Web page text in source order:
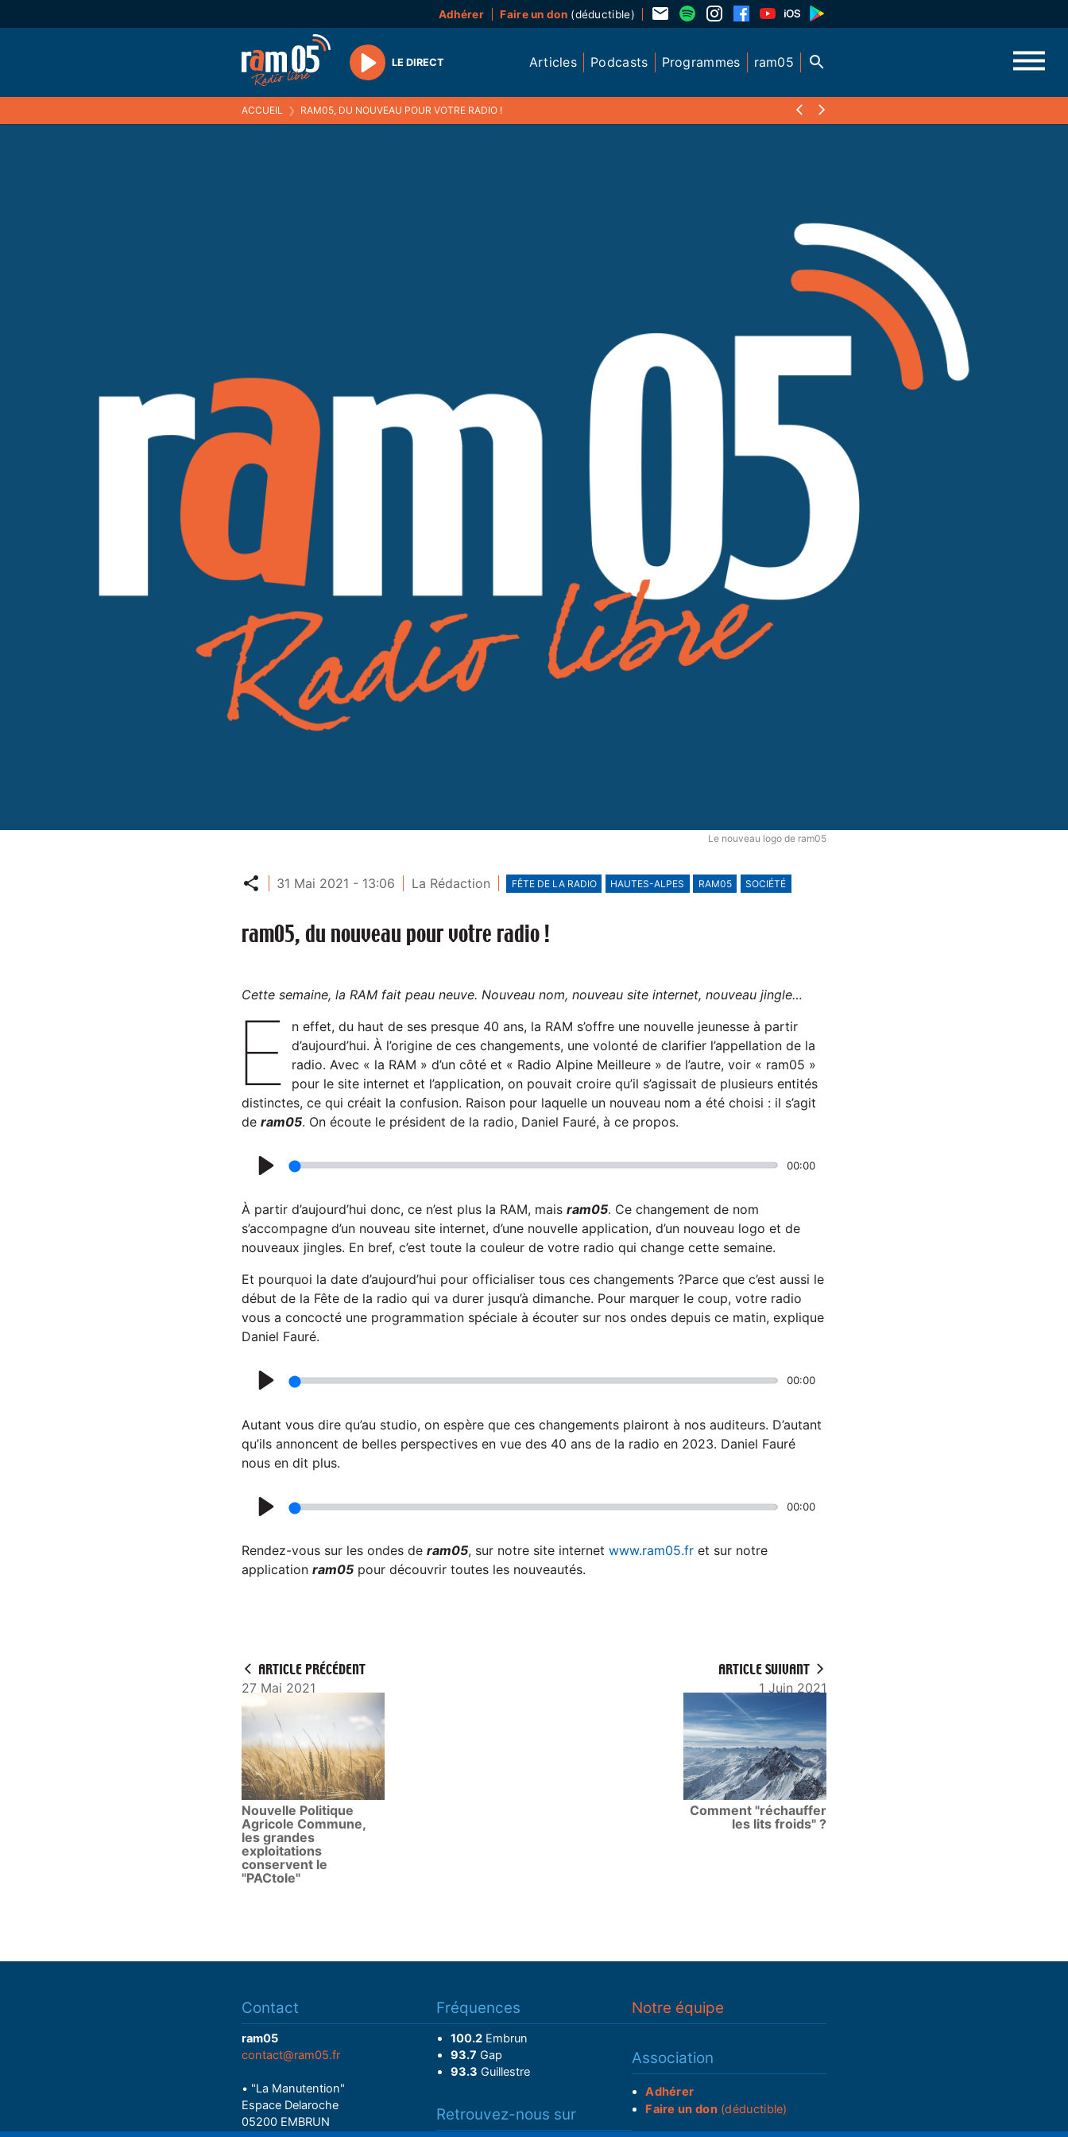
Adhérer Faire un don(déductible)
Play
LE DIRECT Articles Podcasts Programmes ram05
ACCUEIL ❯ RAM05, DU NOUVEAU POUR VOTRE RADIO !
Le nouveau logo de ram05
Partager
31 Mai 2021 - 13:06 La Rédaction FÊTE DE LA RADIO HAUTES-ALPES RAM05 SOCIÉTÉ
ram05, du nouveau pour votre radio !
Cette semaine, la RAM fait peau neuve. Nouveau nom, nouveau site internet, nouveau jingle…
E
n effet, du haut de ses presque 40 ans, la RAM s’offre une nouvelle jeunesse à partir
d’aujourd’hui. À l’origine de ces changements, une volonté de clarifier l’appellation de la
radio. Avec « la RAM » d’un côté et « Radio Alpine Meilleure » de l’autre, voir « ram05 »
pour le site internet et l’application, on pouvait croire qu’il s’agissait de plusieurs entités
distinctes, ce qui créait la confusion. Raison pour laquelle un nouveau nom a été choisi : il s’agit
de ram05. On écoute le président de la radio, Daniel Fauré, à ce propos.
l
a
y
00:00
À partir d’aujourd’hui donc, ce n’est plus la RAM, mais ram05. Ce changement de nom
s’accompagne d’un nouveau site internet, d’une nouvelle application, d’un nouveau logo et de
nouveaux jingles. En bref, c’est toute la couleur de votre radio qui change cette semaine.
Et pourquoi la date d’aujourd’hui pour officialiser tous ces changements ?Parce que c’est aussi le
début de la Fête de la radio qui va durer jusqu’à dimanche. Pour marquer le coup, votre radio
vous a concocté une programmation spéciale à écouter sur nos ondes depuis ce matin, explique
Daniel Fauré.
l
a
y
00:00
Autant vous dire qu’au studio, on espère que ces changements plairont à nos auditeurs. D’autant
qu’ils annoncent de belles perspectives en vue des 40 ans de la radio en 2023. Daniel Fauré
nous en dit plus.
l
a
00:00
Rendez-vous sur les ondes de ram05, sur notre site internet www.ram05.fr et sur notre
application ram05 pour découvrir toutes les nouveautés.
ARTICLE PRÉCÉDENT
27 Mai 2021
Nouvelle Politique
Agricole Commune,
les grandes
exploitations
conservent le
"PACtole"
ARTICLE SUIVANT
1 Juin 2021
Comment "réchauffer
les lits froids" ?
Contact
ram05
contact@ram05.fr
• "La Manutention"
Espace Delaroche
05200 EMBRUN
Fréquences
100.2Embrun
93.7 Gap
93.3 Guillestre
Retrouvez-nous sur
Notre équipe
Association
Adhérer
Faire un don(déductible)